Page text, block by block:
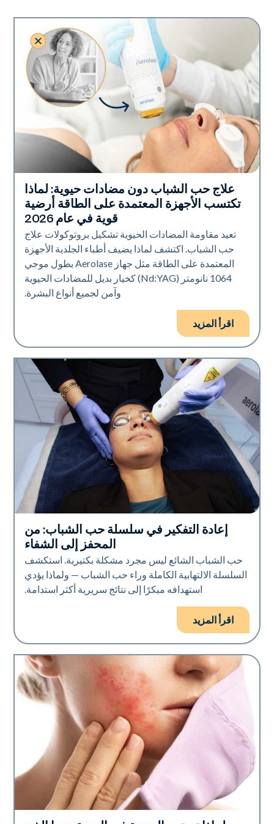
صحة الجلد
علاج حب الشباب دون مضادات حيوية: لماذا
تكتسب الأجهزة المعتمدة على الطاقة أرضية
قوية في عام 2026
تعيد مقاومة المضادات الحيوية تشكيل بروتوكولات علاج
حب الشباب. اكتشف لماذا يضيف أطباء الجلدية الأجهزة
المعتمدة على الطاقة مثل جهاز Aerolase بطول موجي
1064 نانومتر (Nd:YAG) كخيار بديل للمضادات الحيوية
وآمن لجميع أنواع البشرة.
اقرأ المزيد
صحة الجلد
إعادة التفكير في سلسلة حب الشباب: من
المحفز إلى الشفاء
حب الشباب الشائع ليس مجرد مشكلة بكتيرية. استكشف
السلسلة الالتهابية الكاملة وراء حب الشباب — ولماذا يؤدي
استهدافه مبكرًا إلى نتائج سريرية أكثر استدامة.
اقرأ المزيد